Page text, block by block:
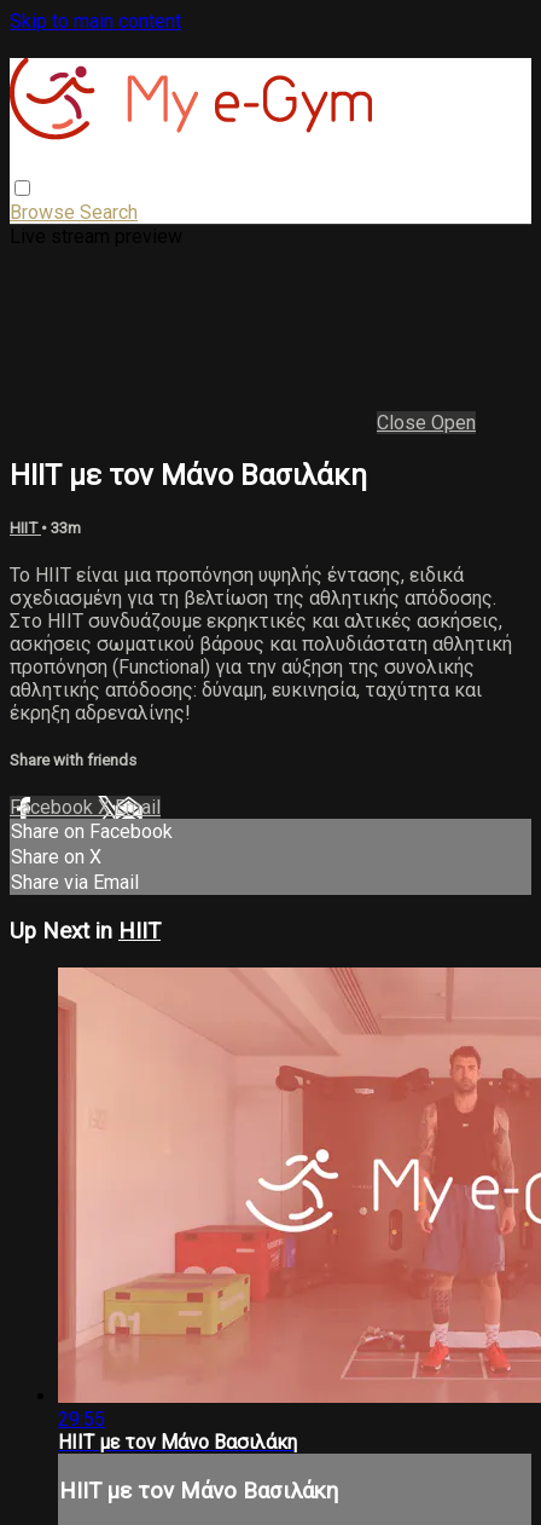
Skip to main content
Browse Search
Close Open
HIIT με τον Μάνο Βασιλάκη
HIIT • 33m
Το ΗΙΙΤ είναι μια προπόνηση υψηλής έντασης, ειδικά
σχεδιασμένη για τη βελτίωση της αθλητικής απόδοσης.
Στο ΗΙΙΤ συνδυάζουμε εκρηκτικές και αλτικές ασκήσεις,
ασκήσεις σωματικού βάρους και πολυδιάστατη αθλητική
προπόνηση (Functional) για την αύξηση της συνολικής
αθλητικής απόδοσης: δύναμη, ευκινησία, ταχύτητα και
έκρηξη αδρεναλίνης!
Share with friends
Facebook XEmail
Share on Facebook
Share on X
Share via Email
Up Next in HIIT
29:55
ΗΙΙΤ με τον Μάνο Βασιλάκη
ΗΙΙΤ με τον Μάνο Βασιλάκη